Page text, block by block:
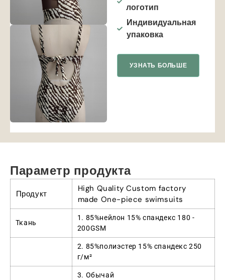
логотип
Индивидуальная
упаковка
УЗНАТЬ БОЛЬШЕ
Параметр продукта
Продукт
High Quality Custom factory
made One-piece swimsuits
Ткань
1. 85%нейлон 15% спандекс 180 -
200GSM
2. 85%полиэстер 15% спандекс 250
г/м²
3. Обычай